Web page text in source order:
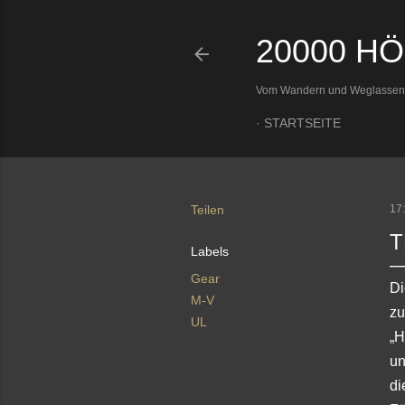
20000
Vom Wandern und Weglassen
STARTSEITE
Teilen
Labels
Gear
M-V
UL